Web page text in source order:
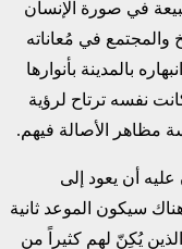
في صورة الإنسان
والمجتمع في مُعاناته
بالمدينة بأنوارها
نفسه ترتاح لرؤية
مظاهر الأصالة فيهم.
أن يعود إلى
سيكون الموعد ثانية
يُكِنّ لهم كثيراً من